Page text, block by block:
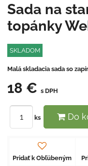
Sada na
topánky
SKLADOM
Malá skladacia sada so
18 € s DPH
ks Do
Pridať k Obľúbeným